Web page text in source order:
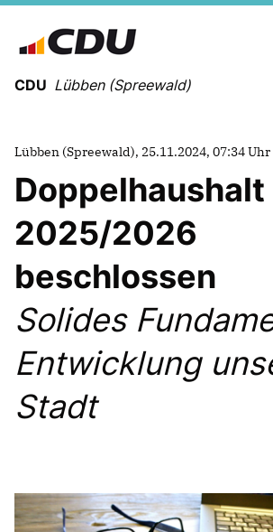
CDU Lübben (Spreewald)
NEUIGKEITEN
TERMINE
UNSERE KANDIDATEN
UNSERE
NEWSLETTER
LINKS
Lübben (Spreewald), 25.11.2024, 07:34
Doppelhaushalt
2025/2026
beschlossen
Solides
Entwicklung
Stadt